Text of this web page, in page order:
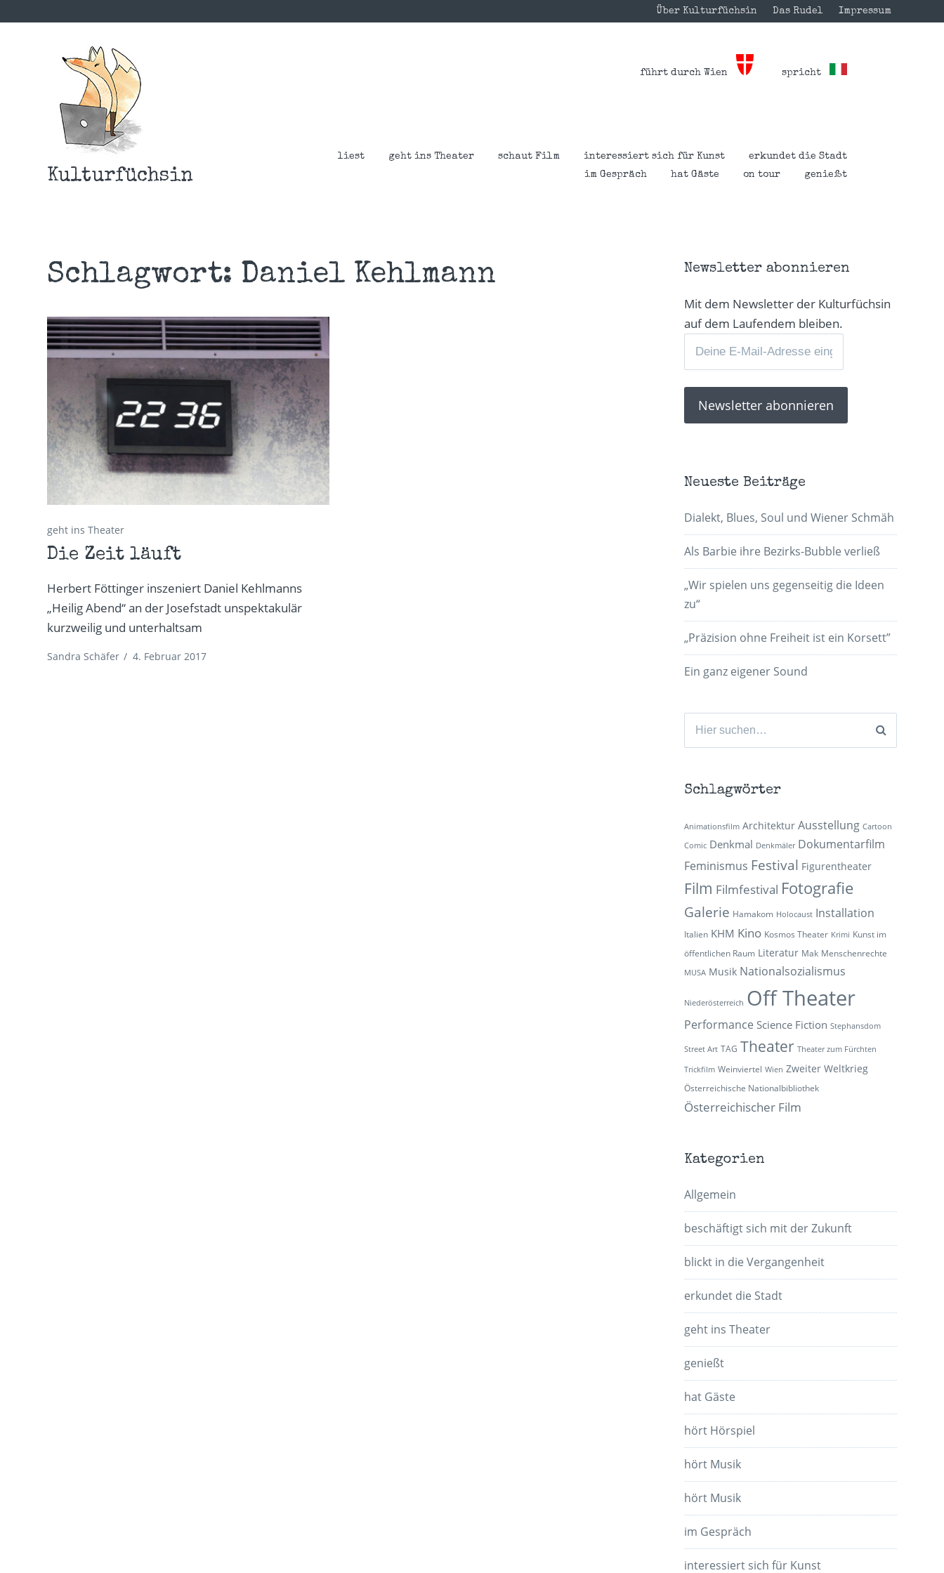
Über Kulturfüchsin Das Rudel Impressum
Kulturfüchsin
führt durch Wien spricht
liest geht ins Theater schaut Film interessiert sich für Kunst
erkundet die Stadt
im Gespräch
hat Gäste on tour genießt
Schlagwort: Daniel Kehlmann
geht ins Theater
Die Zeit läuft
Herbert Föttinger inszeniert Daniel Kehlmanns
„Heilig Abend“ an der Josefstadt unspektakulär
kurzweilig und unterhaltsam
Sandra Schäfer / 4. Februar 2017
Newsletter abonnieren
Mit dem Newsletter der Kulturfüchsin
auf dem Laufendem bleiben.
Neueste Beiträge
Dialekt, Blues, Soul und Wiener Schmäh
Als Barbie ihre Bezirks-Bubble verließ
„Wir spielen uns gegenseitig die Ideen
zu“
„Präzision ohne Freiheit ist ein Korsett”
Ein ganz eigener Sound
Suchen
Schlagwörter
Animationsfilm Architektur Ausstellung Cartoon
Comic Denkmal Denkmäler Dokumentarfilm
Feminismus Festival Figurentheater
Film Filmfestival Fotografie
Galerie Hamakom Holocaust Installation
Italien KHM Kino Kosmos Theater Krimi Kunst im
öffentlichen Raum Literatur Mak Menschenrechte
MUSA Musik Nationalsozialismus
Niederösterreich Off Theater
Performance Science Fiction Stephansdom
Street Art TAG Theater Theater zum Fürchten
Trickfilm Weinviertel Wien Zweiter Weltkrieg
Österreichische Nationalbibliothek
Österreichischer Film
Kategorien
Allgemein
beschäftigt sich mit der Zukunft
blickt in die Vergangenheit
erkundet die Stadt
geht ins Theater
genießt
hat Gäste
hört Hörspiel
hört Musik
hört Musik
im Gespräch
interessiert sich für Kunst